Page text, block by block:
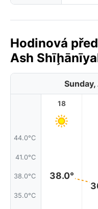
Hodinová
Ash
44.0°C
41.0°C
38.0°C
35.0°C
18
38.0°